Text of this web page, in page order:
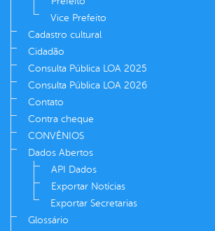
Vice Prefeito
Cadastro cultural
Cidadão
Consulta Pública LOA 2025
Consulta Pública LOA 2026
Contato
Contra cheque
CONVÊNIOS
Dados Abertos
API Dados
Exportar Notícias
Exportar Secretarias
Glossário